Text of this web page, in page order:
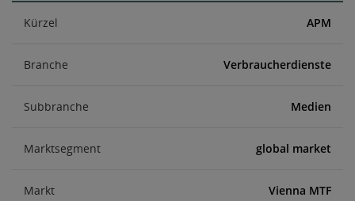
Kürzel APM
Branche Verbraucherdienste
Subbranche Medien
Marktsegment global market
Markt Vienna MTF